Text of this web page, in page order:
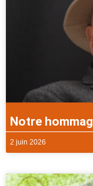
Notre
2 juin 2026